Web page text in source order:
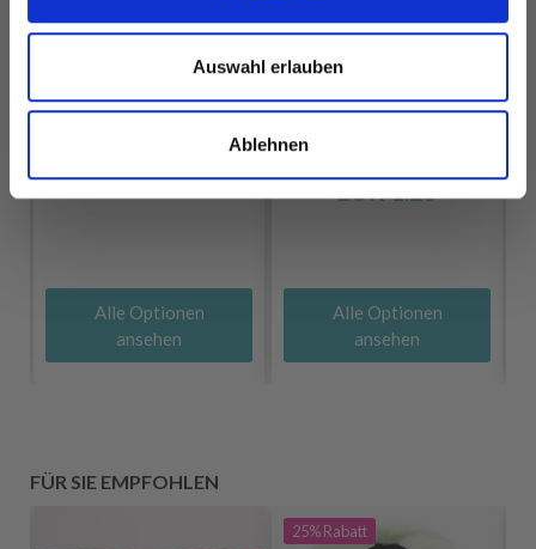
Auswahl erlauben
Ablehnen
DROPS BIG MERINO
EUR 3.20
Alle Optionen
ansehen
DROPS PARIS
RECYCLED DENIM
EUR 1.25
Alle Optionen
ansehen
FÜR SIE EMPFOHLEN
25%Rabatt